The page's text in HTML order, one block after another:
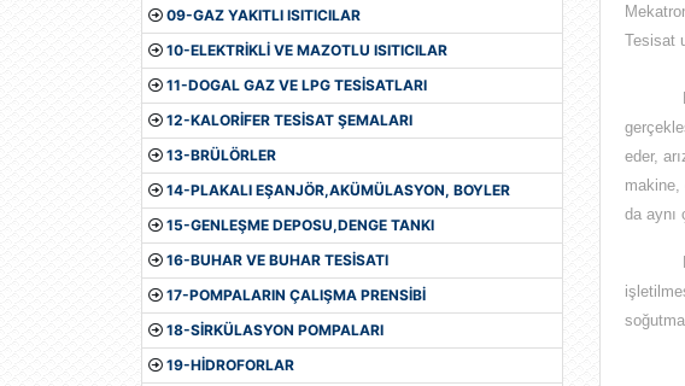
09-GAZ YAKITLI ISITICILAR
10-ELEKTRİKLİ VE MAZOTLU ISITICILAR
11-DOGAL GAZ VE LPG TESİSATLARI
12-KALORİFER TESİSAT ŞEMALARI
13-BRÜLÖRLER
14-PLAKALI EŞANJÖR,AKÜMÜLASYON, BOYLER
15-GENLEŞME DEPOSU,DENGE TANKI
16-BUHAR VE BUHAR TESİSATI
17-POMPALARIN ÇALIŞMA PRENSİBİ
18-SİRKÜLASYON POMPALARI
19-HİDROFORLAR
Tesisat
eder,
makine,
da aynı
XLPE